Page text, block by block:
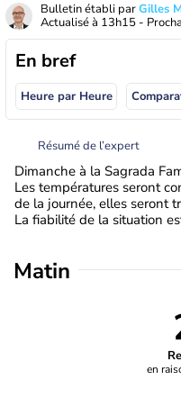
Bulletin établi parGilles
Actualisé à 13h15 -
En bref
Heure par Heure
Résumé de l’expert
Dimanche à la Sagrada
Les températures seront
de la journée, elles seront
La fiabilité de la situation
Matin
en